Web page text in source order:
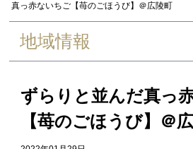
真っ赤ないちご【苺のごほうび】＠広陵町
地域情報
ずらりと並んだ真っ
【苺のごほうび】＠